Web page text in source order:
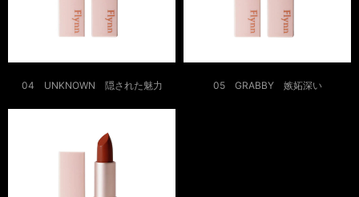
04 UNKNOWN 隠された魅力 05 GRABBY 嫉妬深い